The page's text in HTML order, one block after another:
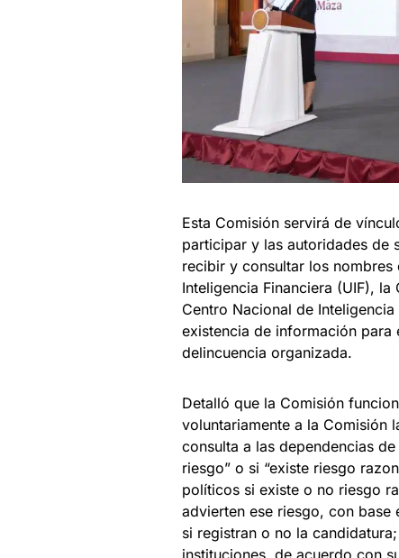
Esta Comisión servirá de
participar y las autoridades de
recibir y consultar los
Inteligencia Financiera (UIF),
Centro Nacional de
existencia de información
delincuencia organizada.
Detalló que la Comisión
voluntariamente a la Comisión
consulta a las dependencias
riesgo” o si “existe riesgo
políticos si existe o no riesgo
advierten ese riesgo​, con
si registran o no la